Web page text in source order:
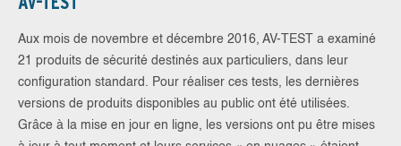
Aux mois de novembre et décembre 2016, AV-TEST a examiné
21 produits de sécurité destinés aux particuliers, dans leur
configuration standard. Pour réaliser ces tests, les dernières
versions de produits disponibles au public ont été utilisées.
Grâce à la mise en jour en ligne, les versions ont pu être mises